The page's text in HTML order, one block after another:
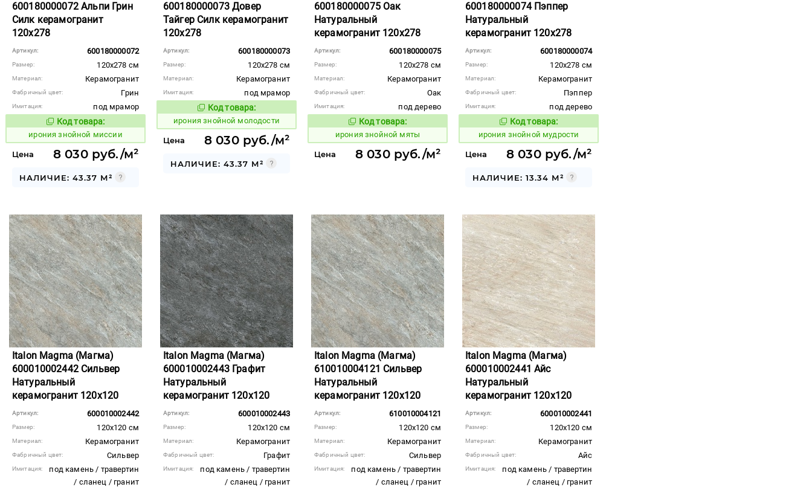
600180000072 Альпи Грин
Силк керамогранит
120x278
Артикул: 600180000072
Размер: 120x278 см
Материал: Керамогранит
Фабричный цвет: Грин
Имитация:
под мрамор
Код товара:
1097802Код товара:
ирония знойной миссии
Цена 8 030 руб./м²
НАЛИЧИЕ: 43.37 М²
600180000073 Довер
Тайгер Силк керамогранит
120x278
Артикул: 600180000073
Размер: 120x278 см
Материал: Керамогранит
Имитация:
под мрамор
Код товара:
1097804Код товара:
ирония знойной молодости
Цена 8 030 руб./м²
НАЛИЧИЕ: 43.37 М²
600180000075 Оак
Натуральный
керамогранит 120x278
Артикул: 600180000075
Размер: 120x278 см
Материал: Керамогранит
Фабричный цвет: Оак
Имитация:
под дерево
Код товара:
1097806Код товара:
ирония знойной мяты
Цена 8 030 руб./м²
600180000074 Пэппер
Натуральный
керамогранит 120x278
Артикул: 600180000074
Размер: 120x278 см
Материал: Керамогранит
Фабричный цвет: Пэппер
Имитация:
под дерево
Код товара:
1097805Код товара:
ирония знойной мудрости
Цена 8 030 руб./м²
НАЛИЧИЕ: 13.34 М²
Italon Magma (Магма)
600010002442 Сильвер
Натуральный
керамогранит 120x120
Артикул: 600010002442
Размер: 120x120 см
Материал: Керамогранит
Фабричный цвет: Сильвер
Имитация:
под камень / травертин
/ сланец / гранит
Italon Magma (Магма)
600010002443 Графит
Натуральный
керамогранит 120x120
Артикул: 600010002443
Размер: 120x120 см
Материал: Керамогранит
Фабричный цвет: Графит
Имитация:
под камень / травертин
/ сланец / гранит
Italon Magma (Магма)
610010004121 Сильвер
Натуральный
керамогранит 120x120
Артикул: 610010004121
Размер: 120x120 см
Материал: Керамогранит
Фабричный цвет: Сильвер
Имитация:
под камень / травертин
/ сланец / гранит
Italon Magma (Магма)
600010002441 Айс
Натуральный
керамогранит 120x120
Артикул: 600010002441
Размер: 120x120 см
Материал: Керамогранит
Фабричный цвет: Айс
Имитация:
под камень / травертин
/ сланец / гранит